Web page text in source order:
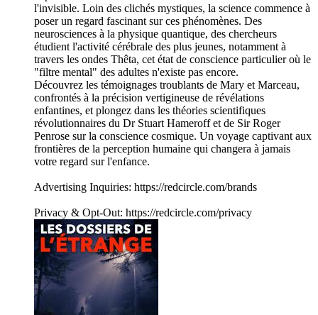
l'invisible. Loin des clichés mystiques, la science commence à
poser un regard fascinant sur ces phénomènes. Des
neurosciences à la physique quantique, des chercheurs
étudient l'activité cérébrale des plus jeunes, notamment à
travers les ondes Thêta, cet état de conscience particulier où le
"filtre mental" des adultes n'existe pas encore.
Découvrez les témoignages troublants de Mary et Marceau,
confrontés à la précision vertigineuse de révélations
enfantines, et plongez dans les théories scientifiques
révolutionnaires du Dr Stuart Hameroff et de Sir Roger
Penrose sur la conscience cosmique. Un voyage captivant aux
frontières de la perception humaine qui changera à jamais
votre regard sur l'enfance.
Advertising Inquiries: https://redcircle.com/brands
Privacy & Opt-Out: https://redcircle.com/privacy